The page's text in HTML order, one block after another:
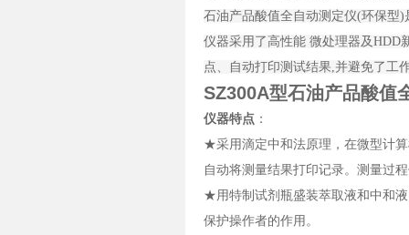
石油产品酸值全自动测定仪(环保型
仪器采用了高性能 微处理器及HDD
点、自动打印测试结果,并避免了工
SZ300A型石油产品酸值
仪器特点 ：
★采用滴定中和法原理，在微型计
自动将测量结果打印记录。测量过
★用特制试剂瓶盛装萃取液和中和
保护操作者的作用。